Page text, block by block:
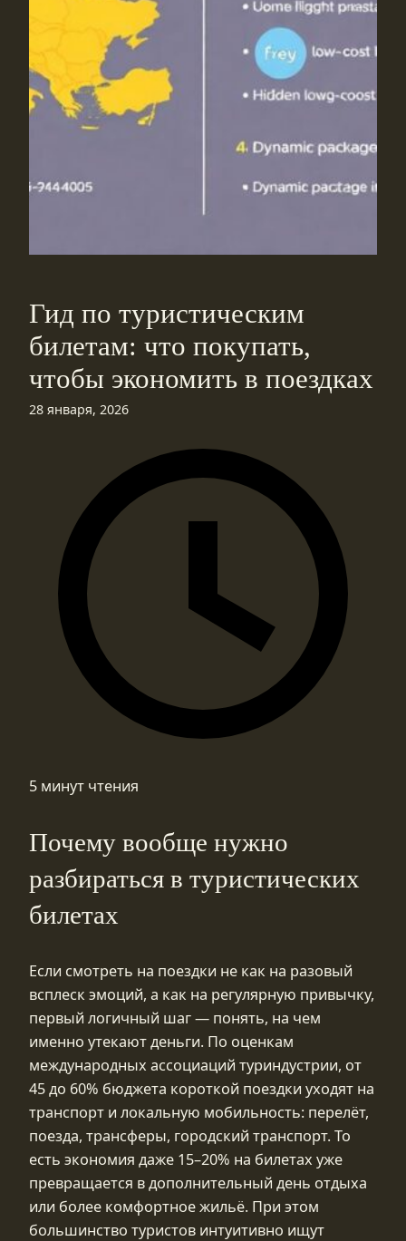
Гид по туристическим
билетам: что покупать,
чтобы экономить в поездках
28 января, 2026
5 минут чтения
Почему вообще нужно
разбираться в туристических
билетах
Если смотреть на поездки не как на разовый
всплеск эмоций, а как на регулярную привычку,
первый логичный шаг — понять, на чем
именно утекают деньги. По оценкам
международных ассоциаций туриндустрии, от
45 до 60% бюджета короткой поездки уходят на
транспорт и локальную мобильность: перелёт,
поезда, трансферы, городский транспорт. То
есть экономия даже 15–20% на билетах уже
превращается в дополнительный день отдыха
или более комфортное жильё. При этом
большинство туристов интуитивно ищут